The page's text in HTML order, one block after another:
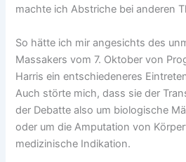
machte ich Abstriche bei anderen
So hätte ich mir angesichts des
Massakers vom 7. Oktober von
Harris ein entschiedeneres
Auch störte mich, dass sie der
der Debatte also um biologische
oder um die Amputation von
medizinische Indikation.